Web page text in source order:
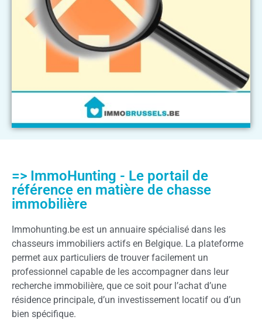
=> ImmoHunting - Le portail de
référence en matière de chasse
immobilière
Immohunting.be est un annuaire spécialisé dans les
chasseurs immobiliers actifs en Belgique. La plateforme
permet aux particuliers de trouver facilement un
professionnel capable de les accompagner dans leur
recherche immobilière, que ce soit pour l’achat d’une
résidence principale, d’un investissement locatif ou d’un
bien spécifique.